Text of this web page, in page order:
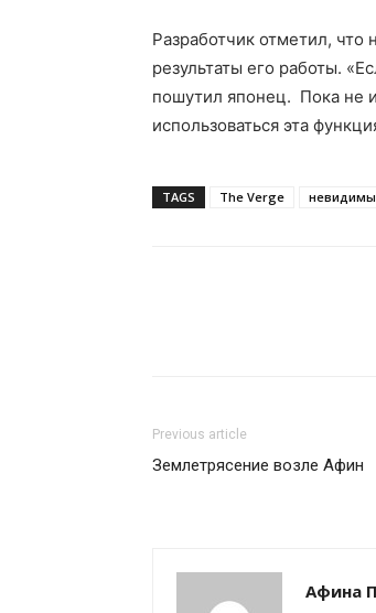
Разработчик отметил,
результаты его работы.
пошутил японец. Пока не
использоваться эта
TAGS The Verge
Previous article
Землетрясение возле Афин
Афина